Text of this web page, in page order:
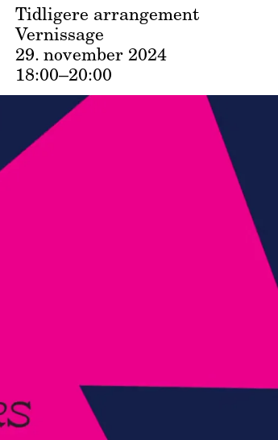
Tidligere arrangement
Vernissage
29. november 2024
18:00–20:00